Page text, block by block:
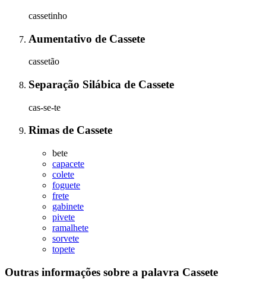
cassetinho
Aumentativo de Cassete
cassetão
Separação Silábica de Cassete
cas-se-te
Rimas de Cassete
bete
capacete
colete
foguete
frete
gabinete
pivete
ramalhete
sorvete
topete
Outras informações sobre a palavra Cassete